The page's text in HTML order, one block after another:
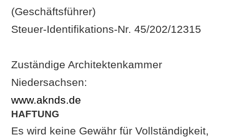
Öffentliche
Plätze
Person
Impressum
(Geschäftsführer)
Steuer-Identifikations-Nr. 45/202/12315
Zuständige Architektenkammer
Niedersachsen:
www.aknds.de
HAFTUNG
Es wird keine Gewähr für Vollständigkeit,